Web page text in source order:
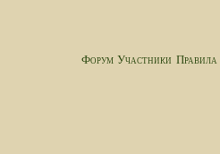
Форум Участники Правила